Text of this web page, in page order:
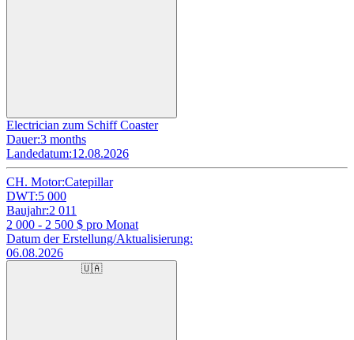
Electrician zum Schiff Coaster
Dauer:3 months
Landedatum:12.08.2026
CH. Motor:Catepillar
DWT:5 000
Baujahr:2 011
2 000 - 2 500 $ pro Monat
Datum der Erstellung/Aktualisierung:
06.08.2026
🇺🇦